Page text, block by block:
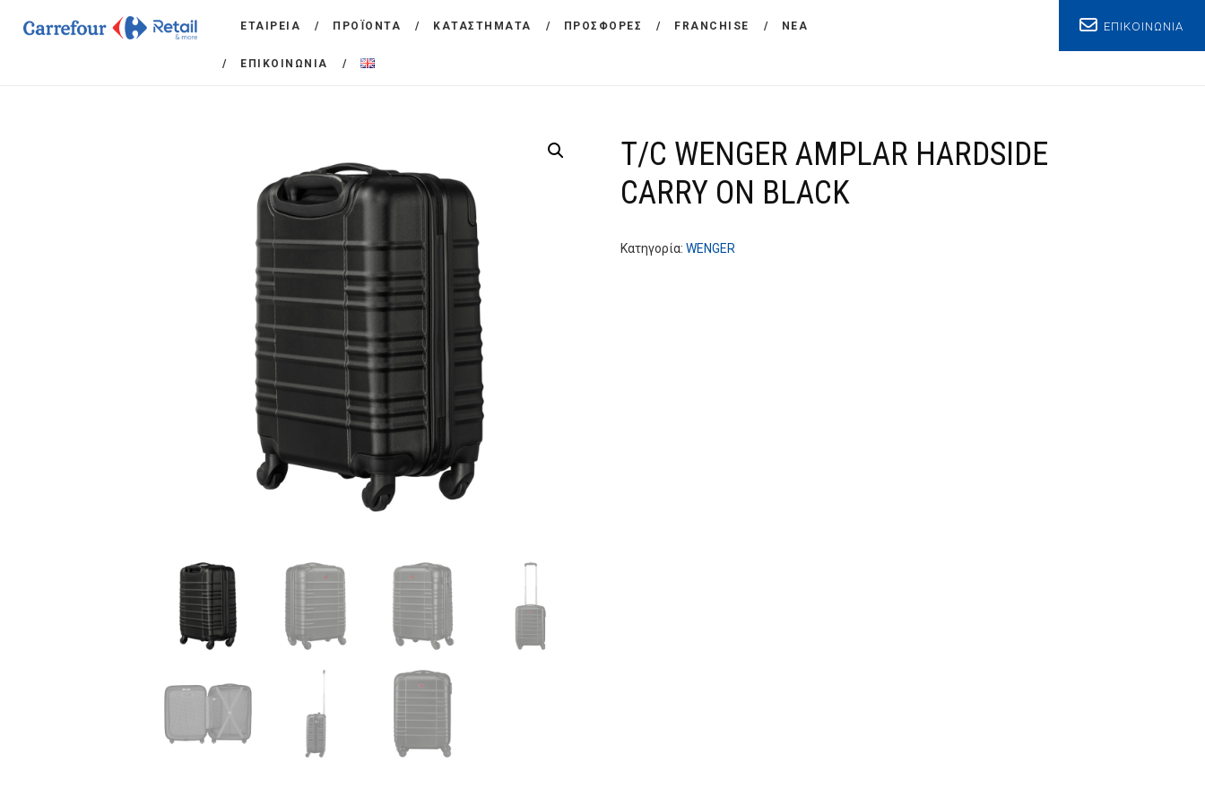
ΕΤΑΙΡΕΙΑ ΠΡΟΪΟΝΤΑ ΚΑΤΑΣΤΗΜΑΤΑ ΠΡΟΣΦΟΡΕΣ FRANCHISE ΝΕΑ
ΕΠΙΚΟΙΝΩΝΙΑ
ΕΠΙΚΟΙΝΩΝΙΑ
ΕΤΑΙΡΕΙΑ
ΠΡΟΣΦΟΡΕΣ
FRANCHISE
ΝΕΑ
ΕΠΙΚΟΙΝΩΝΙΑ
T/C WENGER AMPLAR HARDSIDE
CARRY ON BLACK
Κατηγορία: WENGER